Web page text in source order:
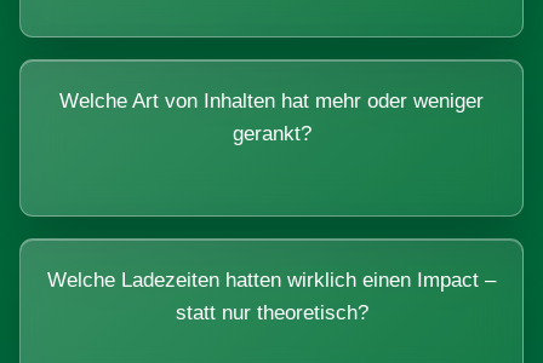
Welche Art von Inhalten hat mehr oder weniger
gerankt?
Welche Ladezeiten hatten wirklich einen Impact –
statt nur theoretisch?